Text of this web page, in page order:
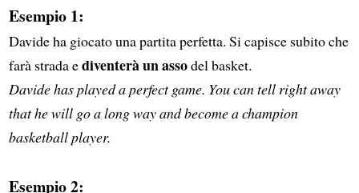
Esempio 1:
Davide ha giocato una partita perfetta. Si capisce subito che
farà strada ediventerà un assodel basket.
Davide has played a perfect game. You can tell right away
that he will go a long way and become a champion
basketball player.
Esempio 2: